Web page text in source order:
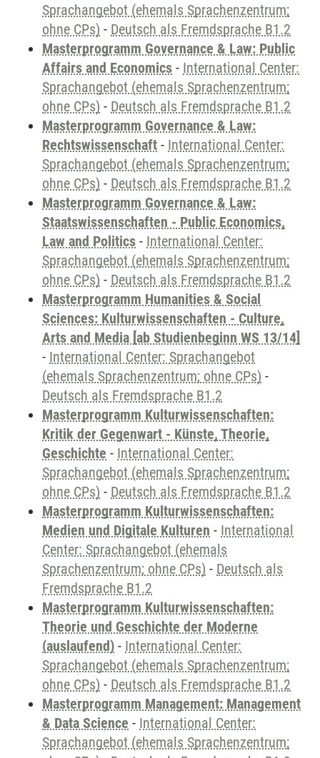
Sprachangebot (ehemals Sprachenzentrum;
ohne CPs) - Deutsch als Fremdsprache B1.2
Masterprogramm Governance & Law: Public
Affairs and Economics - International Center:
Sprachangebot (ehemals Sprachenzentrum;
ohne CPs) - Deutsch als Fremdsprache B1.2
Masterprogramm Governance & Law:
Rechtswissenschaft - International Center:
Sprachangebot (ehemals Sprachenzentrum;
ohne CPs) - Deutsch als Fremdsprache B1.2
Masterprogramm Governance & Law:
Staatswissenschaften - Public Economics,
Law and Politics - International Center:
Sprachangebot (ehemals Sprachenzentrum;
ohne CPs) - Deutsch als Fremdsprache B1.2
Masterprogramm Humanities & Social
Sciences: Kulturwissenschaften - Culture,
Arts and Media [ab Studienbeginn WS 13/14]
- International Center: Sprachangebot
(ehemals Sprachenzentrum; ohne CPs) -
Deutsch als Fremdsprache B1.2
Masterprogramm Kulturwissenschaften:
Kritik der Gegenwart - Künste, Theorie,
Geschichte - International Center:
Sprachangebot (ehemals Sprachenzentrum;
ohne CPs) - Deutsch als Fremdsprache B1.2
Masterprogramm Kulturwissenschaften:
Medien und Digitale Kulturen - International
Center: Sprachangebot (ehemals
Sprachenzentrum; ohne CPs) - Deutsch als
Fremdsprache B1.2
Masterprogramm Kulturwissenschaften:
Theorie und Geschichte der Moderne
(auslaufend) - International Center:
Sprachangebot (ehemals Sprachenzentrum;
ohne CPs) - Deutsch als Fremdsprache B1.2
Masterprogramm Management: Management
& Data Science - International Center:
Sprachangebot (ehemals Sprachenzentrum;